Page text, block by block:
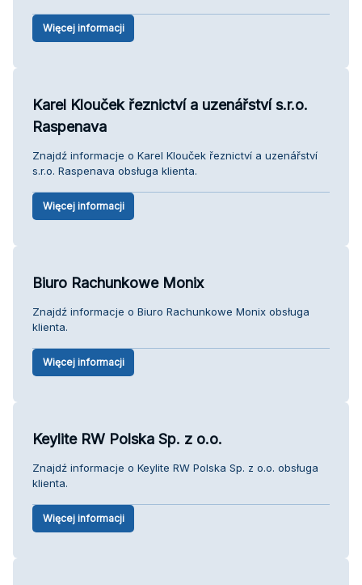
Więcej informacji
Karel Klouček řeznictví a uzenářství s.r.o.
Raspenava
Znajdź informacje o Karel Klouček řeznictví a uzenářství
s.r.o. Raspenava obsługa klienta.
Więcej informacji
Biuro Rachunkowe Monix
Znajdź informacje o Biuro Rachunkowe Monix obsługa
klienta.
Więcej informacji
Keylite RW Polska Sp. z o.o.
Znajdź informacje o Keylite RW Polska Sp. z o.o. obsługa
klienta.
Więcej informacji